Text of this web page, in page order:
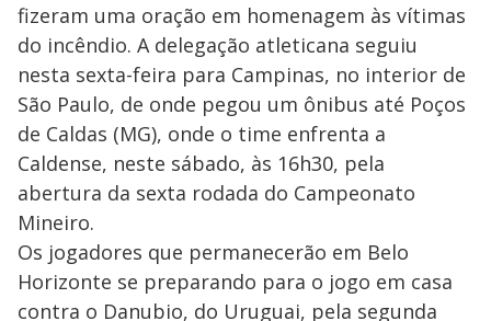
fizeram uma oração em homenagem às vítimas
do incêndio. A delegação atleticana seguiu
nesta sexta-feira para Campinas, no interior de
São Paulo, de onde pegou um ônibus até Poços
de Caldas (MG), onde o time enfrenta a
Caldense, neste sábado, às 16h30, pela
abertura da sexta rodada do Campeonato
Mineiro.
Os jogadores que permanecerão em Belo
Horizonte se preparando para o jogo em casa
contra o Danubio, do Uruguai, pela segunda